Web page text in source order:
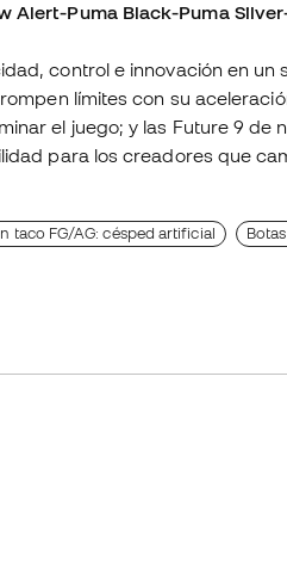
Alert-Puma Black-Puma
control e innovación en un
límites con su
el juego; y las Future 9 de
para los creadores que
taco FG/AG: césped artificial